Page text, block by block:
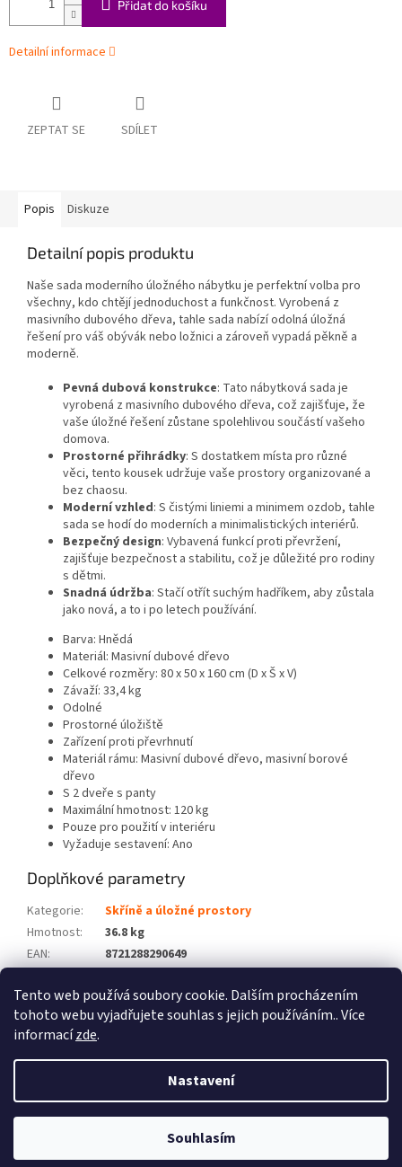
Tento web používá soubory cookie. Dalším procházením
tohoto webu vyjadřujete souhlas s jejich používáním.. Více
informacízde.
Nastavení
Souhlasím
Přidat do košíku
Detailní informace
ZEPTAT SE SDÍLET
Popis Diskuze
Detailní popis produktu
Naše sada moderního úložného nábytku je perfektní volba pro
všechny, kdo chtějí jednoduchost a funkčnost. Vyrobená z
masivního dubového dřeva, tahle sada nabízí odolná úložná
řešení pro váš obývák nebo ložnici a zároveň vypadá pěkně a
moderně.
Pevná dubová konstrukce: Tato nábytková sada je
vyrobená z masivního dubového dřeva, což zajišťuje, že
vaše úložné řešení zůstane spolehlivou součástí vašeho
domova.
Prostorné přihrádky: S dostatkem místa pro různé
věci, tento kousek udržuje vaše prostory organizované a
bez chaosu.
Moderní vzhled: S čistými liniemi a minimem ozdob, tahle
sada se hodí do moderních a minimalistických interiérů.
Bezpečný design: Vybavená funkcí proti převržení,
zajišťuje bezpečnost a stabilitu, což je důležité pro rodiny
s dětmi.
Snadná údržba: Stačí otřít suchým hadříkem, aby zůstala
jako nová, a to i po letech používání.
Barva: Hnědá
Materiál: Masivní dubové dřevo
Celkové rozměry: 80 x 50 x 160 cm (D x Š x V)
Závaží: 33,4 kg
Odolné
Prostorné úložiště
Zařízení proti převrhnutí
Materiál rámu: Masivní dubové dřevo, masivní borové
dřevo
S 2 dveře s panty
Maximální hmotnost: 120 kg
Pouze pro použití v interiéru
Vyžaduje sestavení: Ano
Doplňkové parametry
Kategorie:
Skříně a úložné prostory
Hmotnost:
36.8 kg
EAN:
8721288290649
Počet balíků: 2
Vytvořil Shoptet
Zboží XL. Všechna práva vyhrazena.